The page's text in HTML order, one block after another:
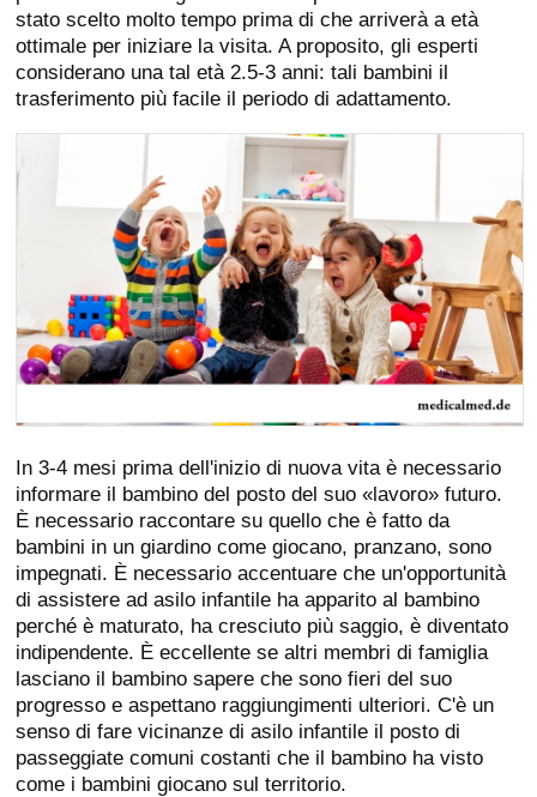
stato scelto molto tempo prima di che arriverà a età
ottimale per iniziare la visita. A proposito, gli esperti
considerano una tal età 2.5-3 anni: tali bambini il
trasferimento più facile il periodo di adattamento.
In 3-4 mesi prima dell'inizio di nuova vita è necessario
informare il bambino del posto del suo «lavoro» futuro.
È necessario raccontare su quello che è fatto da
bambini in un giardino come giocano, pranzano, sono
impegnati. È necessario accentuare che un'opportunità
di assistere ad asilo infantile ha apparito al bambino
perché è maturato, ha cresciuto più saggio, è diventato
indipendente. È eccellente se altri membri di famiglia
lasciano il bambino sapere che sono fieri del suo
progresso e aspettano raggiungimenti ulteriori. C'è un
senso di fare vicinanze di asilo infantile il posto di
passeggiate comuni costanti che il bambino ha visto
come i bambini giocano sul territorio.